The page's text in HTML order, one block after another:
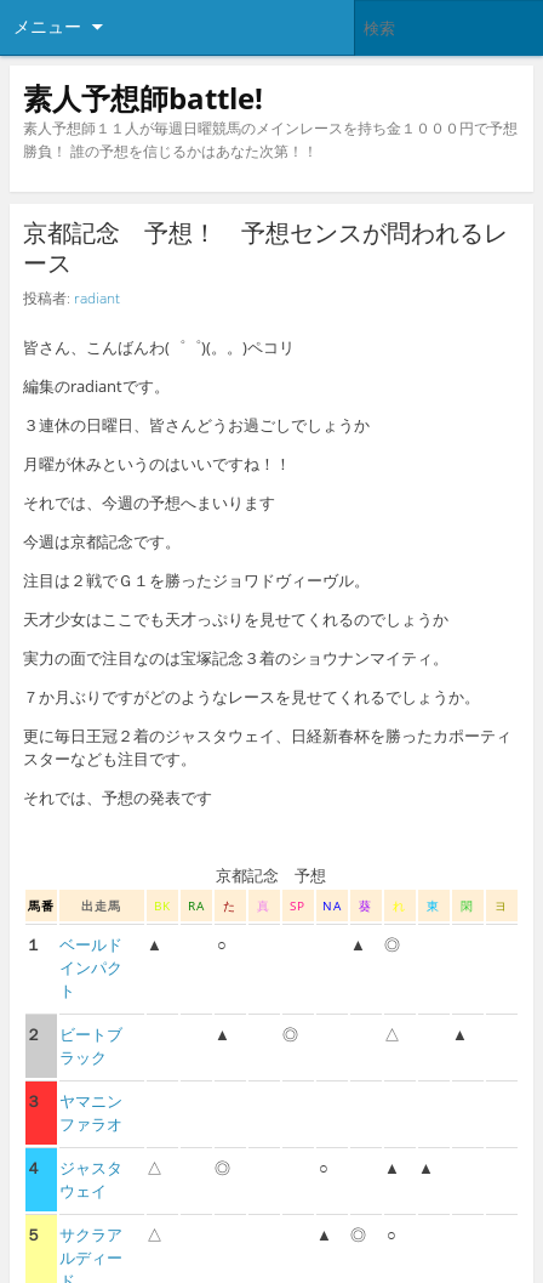
メニュー
素人予想師battle!
素人予想師１１人が毎週日曜競馬のメインレースを持ち金１０００円で予想
勝負！ 誰の予想を信じるかはあなた次第！！
京都記念 予想！ 予想センスが問われるレ
ース
投稿者: radiant
皆さん、こんばんわ(゜゜)(。。)ペコリ
編集のradiantです。
３連休の日曜日、皆さんどうお過ごしでしょうか
月曜が休みというのはいいですね！！
それでは、今週の予想へまいります
今週は京都記念です。
注目は２戦でＧ１を勝ったジョワドヴィーヴル。
天才少女はここでも天才っぷりを見せてくれるのでしょうか
実力の面で注目なのは宝塚記念３着のショウナンマイティ。
７か月ぶりですがどのようなレースを見せてくれるでしょうか。
更に毎日王冠２着のジャスタウェイ、日経新春杯を勝ったカポーティ
スターなども注目です。
それでは、予想の発表です
京都記念 予想
馬番 出走馬 BK RA た 真 SP NA 葵 れ 東 閑 ヨ
１
ベールド
インパク
ト
▲ ○ ▲ ◎
２
ビートブ
ラック
▲ ◎ △ ▲
３
ヤマニン
ファラオ
４
ジャスタ
ウェイ
△ ◎ ○ ▲ ▲
５
サクラア
ルディー
△ ▲ ◎ ○